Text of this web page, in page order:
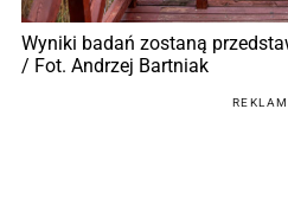
Wyniki badań zostaną
/ Fot. Andrzej Bartniak